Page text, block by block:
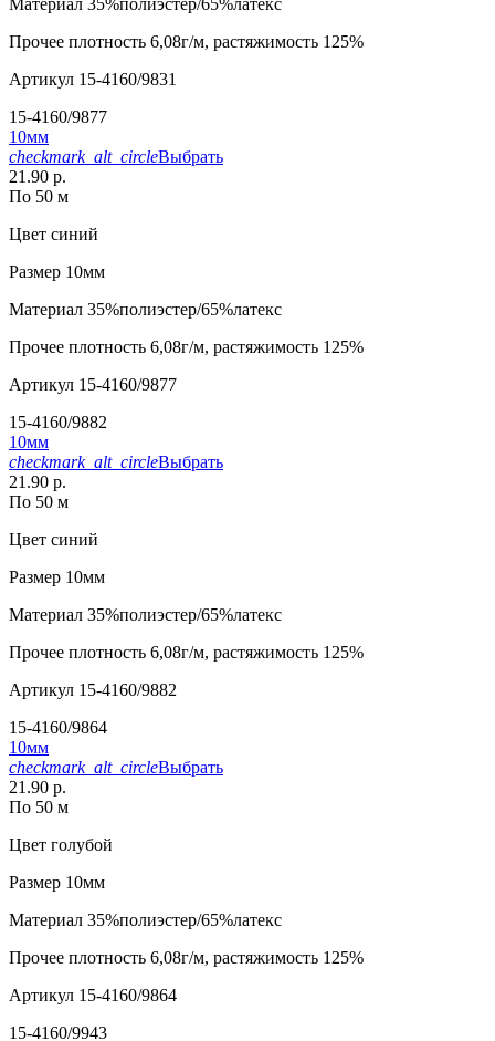
Материал 35%полиэстер/65%латекс
Прочее плотность 6,08г/м, растяжимость 125%
Артикул 15-4160/9831
15-4160/9877
10мм
checkmark_alt_circleВыбрать
21.90 р.
По 50 м
Цвет синий
Размер 10мм
Материал 35%полиэстер/65%латекс
Прочее плотность 6,08г/м, растяжимость 125%
Артикул 15-4160/9877
15-4160/9882
10мм
checkmark_alt_circleВыбрать
21.90 р.
По 50 м
Цвет синий
Размер 10мм
Материал 35%полиэстер/65%латекс
Прочее плотность 6,08г/м, растяжимость 125%
Артикул 15-4160/9882
15-4160/9864
10мм
checkmark_alt_circleВыбрать
21.90 р.
По 50 м
Цвет голубой
Размер 10мм
Материал 35%полиэстер/65%латекс
Прочее плотность 6,08г/м, растяжимость 125%
Артикул 15-4160/9864
15-4160/9943